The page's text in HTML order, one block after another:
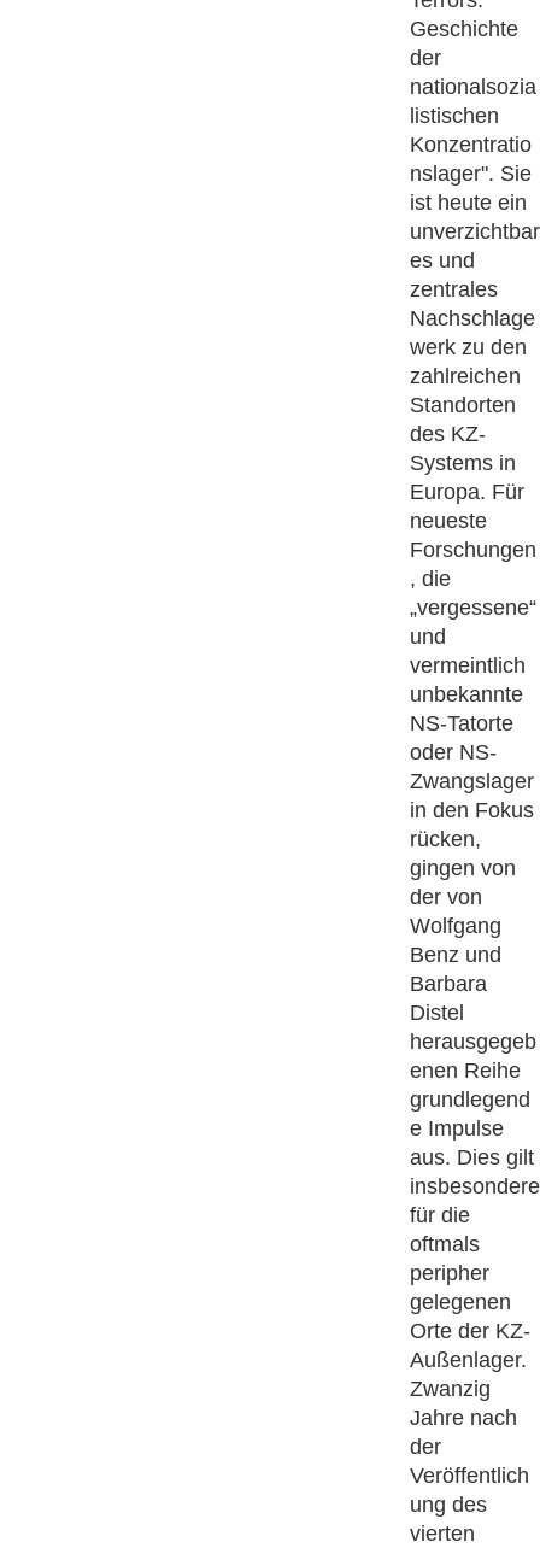
Geschichte
der
nationalsozia
listischen
Konzentratio
nslager". Sie
ist heute ein
unverzichtbar
es und
zentrales
Nachschlage
werk zu den
zahlreichen
Standorten
des KZ-
Systems in
Europa. Für
neueste
Forschungen
, die
„vergessene“
und
vermeintlich
unbekannte
NS-Tatorte
oder NS-
Zwangslager
in den Fokus
rücken,
gingen von
der von
Wolfgang
Benz und
Barbara
Distel
herausgegeb
enen Reihe
grundlegend
e Impulse
aus. Dies gilt
insbesondere
für die
oftmals
peripher
gelegenen
Orte der KZ-
Außenlager.
Zwanzig
Jahre nach
der
Veröffentlich
ung des
vierten